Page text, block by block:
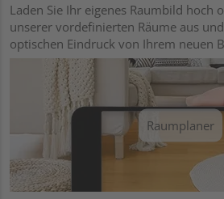
Laden Sie Ihr eigenes Raumbild hoch
unserer vordefinierten Räume aus
optischen Eindruck von Ihrem neuen
Raumplaner